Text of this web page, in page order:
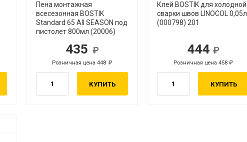
Пена монтажная
всесезонная BOSTIK
Standard 65 All SEASON под
пистолет 800мл (20006)
435
Розничная цена 448
КУПИТЬ
Клей BOSTIK для холодной
сварки швов LINOCOL 0,05л
(000798) 201
444
Розничная цена 458
КУПИТЬ
руб.
руб.